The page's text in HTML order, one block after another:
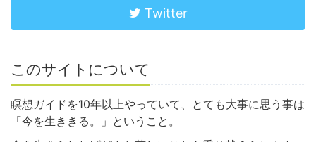
Twitter
このサイトについて
瞑想ガイドを10年以上やっていて、とても大事に思う事は
「今を生ききる。」ということ。